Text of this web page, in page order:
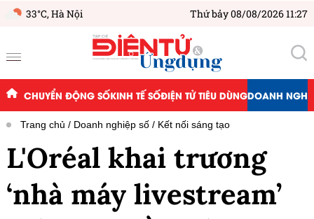
33°C,Hà Nội Thứ bảy 08/08/2026 11:27
CHUYỂN ĐỘNG SỐKINH TẾ SỐĐIỆN TỬ TIÊU DÙNGDOANH
Trang chủ Doanh nghiệp số Kết nối sáng tạo
L'Oréal khai trương
‘nhà máy livestream’